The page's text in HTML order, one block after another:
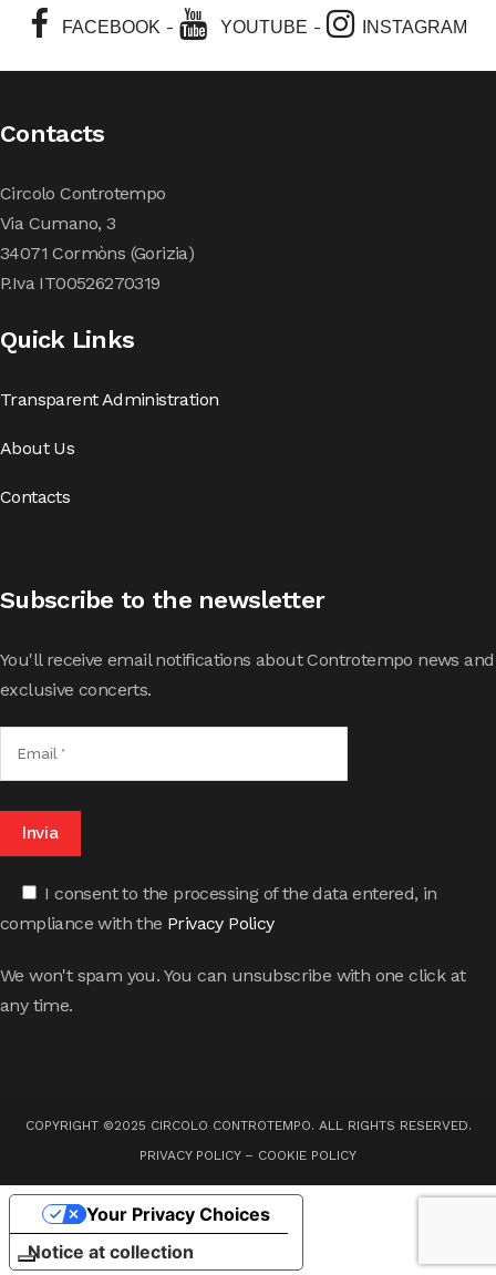
FACEBOOK - YOUTUBE - INSTAGRAM
Contacts
Circolo Controtempo
Via Cumano, 3
34071 Cormòns (Gorizia)
P.Iva IT00526270319
Quick Links
Transparent Administration
About Us
Contacts
Subscribe to the newsletter
You'll receive email notifications about Controtempo news and
exclusive concerts.
I consent to the processing of the data entered, in
compliance with the Privacy Policy
We won't spam you. You can unsubscribe with one click at
any time.
COPYRIGHT ©2025 CIRCOLO CONTROTEMPO. ALL RIGHTS RESERVED.
PRIVACY POLICY– COOKIE POLICY
Notice at collection
Your Privacy Choices